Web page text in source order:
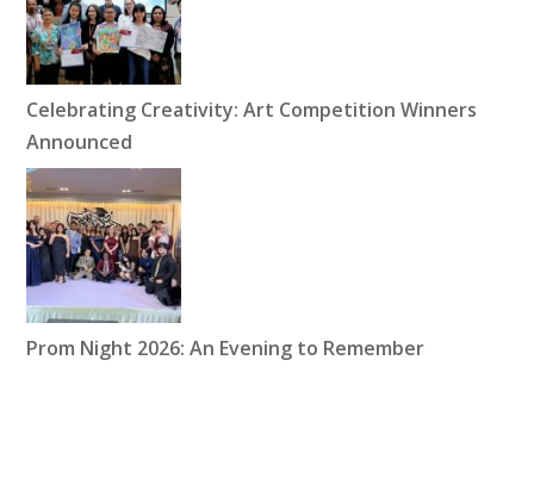
Celebrating Creativity: Art Competition Winners
Announced
Prom Night 2026: An Evening to Remember